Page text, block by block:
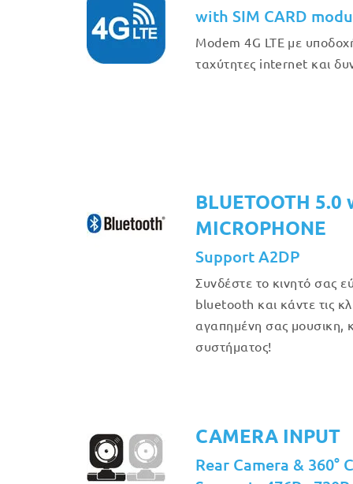
with SIM CARD
Modem 4G LTE με
ταχύτητες internet και
BLUETOOTH
MICROPHONE
Support A2DP
Συνδέστε το κινητό σας
bluetooth και κάντε τις
αγαπημένη σας
συστήματος!
CAMERA INPUT
Rear Camera & 360°